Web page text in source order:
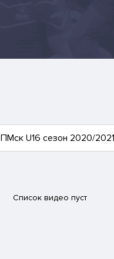
ПМск U16 сезон 2020/2021
Список видео пуст